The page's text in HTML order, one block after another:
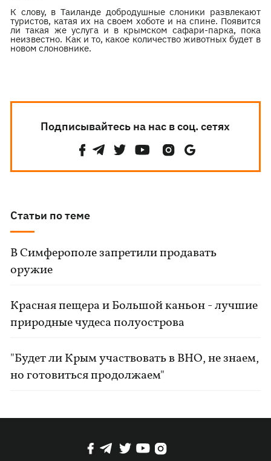
К слову, в Таиланде добродушные слоники развлекают
туристов, катая их на своем хоботе и на спине. Появится
ли такая же услуга и в крымском сафари-парка, пока
неизвестно. Как и то, какое количество животных будет в
новом слоновнике.
Подписывайтесь на нас в соц. сетях
Статьи по теме
В Симферополе запретили продавать
оружие
Красная пещера и Большой каньон - лучшие
природные чудеса полуострова
"Будет ли Крым участвовать в ВНО, не знаем,
но готовиться продолжаем"